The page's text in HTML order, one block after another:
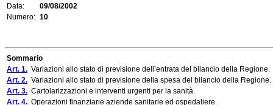
Data:
09/08/2002
Numero: 10
Sommario
Art. 1. Variazioni allo stato di previsione dell’entrata del bilancio della Regione.
Art. 2. Variazioni allo stato di previsione della spesa del bilancio della Regione.
Art. 3. Cartolarizzazioni e interventi urgenti per la sanità.
Art. 4. Operazioni finanziarie aziende sanitarie ed ospedaliere.